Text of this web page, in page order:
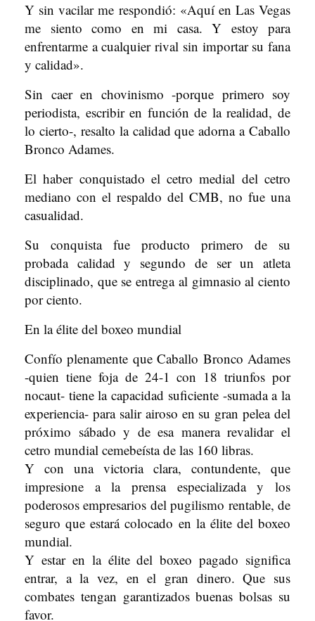
Y sin vacilar me respondió: «Aquí en Las Vegas
me siento como en mi casa. Y estoy para
enfrentarme a cualquier rival sin importar su fana
y calidad».
Sin caer en chovinismo -porque primero soy
periodista, escribir en función de la realidad, de
lo cierto-, resalto la calidad que adorna a Caballo
Bronco Adames.
El haber conquistado el cetro medial del cetro
mediano con el respaldo del CMB, no fue una
casualidad.
Su conquista fue producto primero de su
probada calidad y segundo de ser un atleta
disciplinado, que se entrega al gimnasio al ciento
por ciento.
En la élite del boxeo mundial
Confío plenamente que Caballo Bronco Adames
-quien tiene foja de 24-1 con 18 triunfos por
nocaut- tiene la capacidad suficiente -sumada a la
experiencia- para salir airoso en su gran pelea del
próximo sábado y de esa manera revalidar el
cetro mundial cemebeísta de las 160 libras.
Y con una victoria clara, contundente, que
impresione a la prensa especializada y los
poderosos empresarios del pugilismo rentable, de
seguro que estará colocado en la élite del boxeo
mundial.
Y estar en la élite del boxeo pagado significa
entrar, a la vez, en el gran dinero. Que sus
combates tengan garantizados buenas bolsas su
favor.